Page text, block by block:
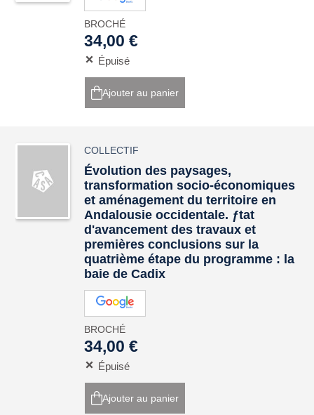
BROCHÉ
34,00 €
Épuisé
Ajouter au panier
COLLECTIF
Évolution des paysages,
transformation socio-économiques
et aménagement du territoire en
Andalousie occidentale. ƒtat
d'avancement des travaux et
premières conclusions sur la
quatrième étape du programme : la
baie de Cadix
BROCHÉ
34,00 €
Épuisé
Ajouter au panier